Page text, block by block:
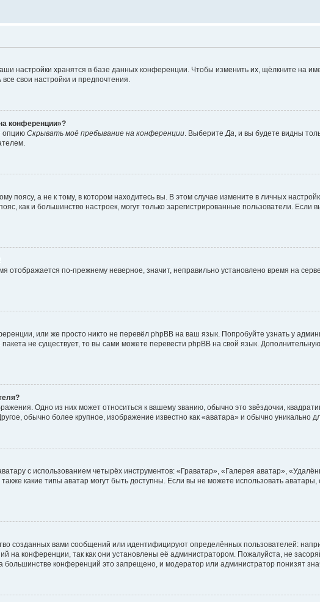
настройки хранятся в базе данных конференции. Чтобы изменить их, щёлкните на
свои настройки и предпочтения.
конференции»?
опцию Скрывать моё пребывание на конференции . Выберите Да , и вы будете видны
поясу, а не к тому, в котором находитесь вы. В этом случае измените в личных
как и большинство настроек, могут только зарегистрированные пользователи. Если
отображается по-прежнему неверное, значит, неправильно установлено время на
или же просто никто не перевёл phpBB на ваш язык. Попробуйте узнать у
пакета не существует, то вы сами можете перевести phpBB на свой язык.
Одно из них может относиться к вашему званию, обычно это звёздочки,
обычно более крупное, изображение известно как «аватара» и обычно уникально
с использованием четырёх инструментов: «Граватар», «Галерея аватар»,
какие типы аватар могут быть доступны. Если вы не можете использовать
созданных вами сообщений или идентифицируют определённых пользователей:
на конференции, так как они установлены её администратором. Пожалуйста, не
конференций это запрещено, и модератор или администратор понизят